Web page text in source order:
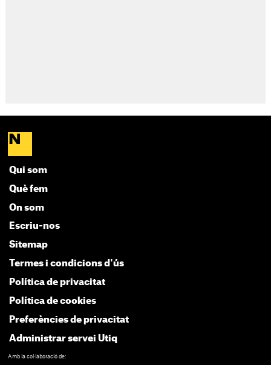
Qui som
Què fem
On som
Escriu-nos
Sitemap
Termes i condicions d'ús
Política de privacitat
Política de cookies
Preferències de privacitat
Administrar servei Utiq
Amb la col·laboració de: